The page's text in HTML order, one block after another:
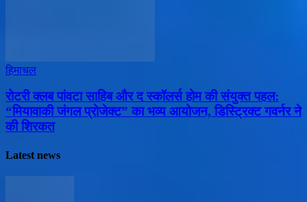
हिमाचल
​रोटरी क्लब पांवटा साहिब और द स्कॉलर्स होम की संयुक्त पहल:
“मियावाकी जंगल प्रोजेक्ट” का भव्य आयोजन, डिस्ट्रिक्ट गवर्नर ने
की शिरकत
Latest news